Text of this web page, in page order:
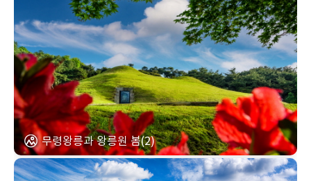
무령왕릉과 왕릉원 봄(2)